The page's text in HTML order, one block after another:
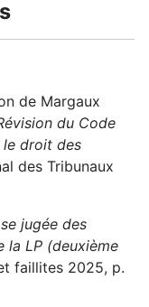
de Margaux
du Code
droit des
des Tribunaux
jugée des
la LP (deuxième
faillites 2025, p.